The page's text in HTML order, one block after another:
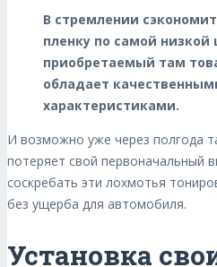
В стремлении
пленку по самой низкой
приобретаемый там
обладает
характеристиками.
И возможно уже через полгода
потеряет свой первоначальный
соскребать эти лохмотья
без ущерба для автомобиля.
Установка